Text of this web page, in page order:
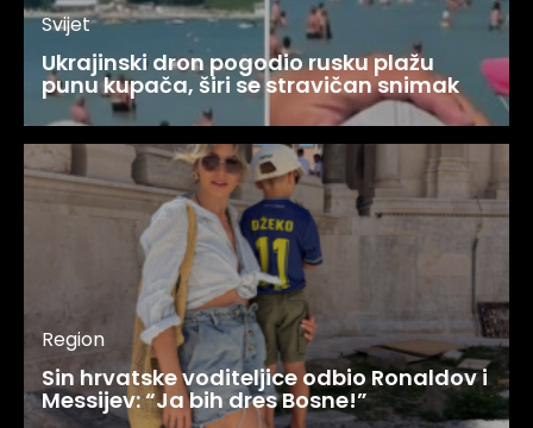
Svijet
Ukrajinski dron pogodio rusku plažu
punu kupača, širi se stravičan snimak
Region
Sin hrvatske voditeljice odbio Ronaldov i
Messijev: “Ja bih dres Bosne!”